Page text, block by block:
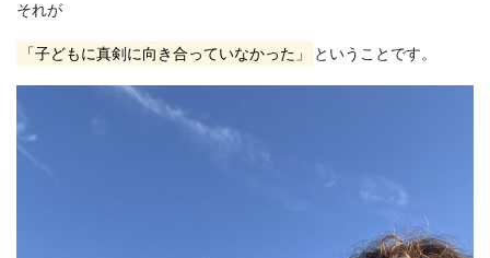
それが
「子どもに真剣に向き合っていなかった」 ということです。